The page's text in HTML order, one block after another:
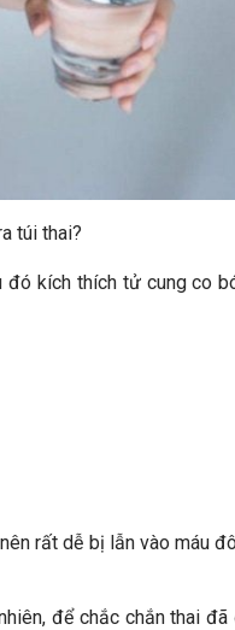
túi thai?
kích thích tử cung co
rất dễ bị lẫn vào máu
để chắc chắn thai